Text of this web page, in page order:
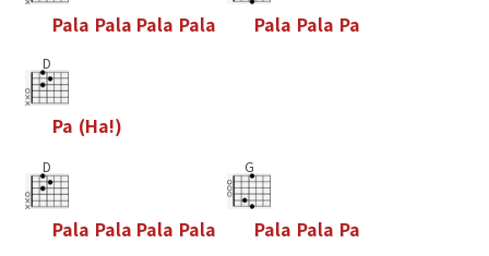
Pala Pala Pala Pala Pala Pala Pa
D
Pa (Ha!)
D
Pala Pala Pala Pala
G
Pala Pala Pa